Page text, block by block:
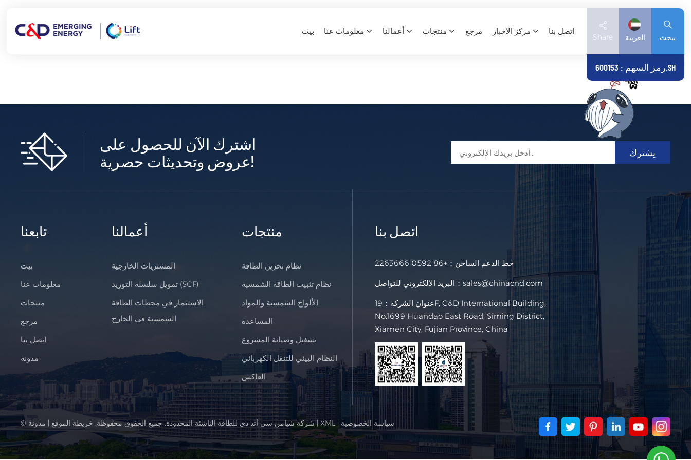
بيت معلومات عنا أعمالنا منتجات مرجع مركز الأخبار اتصل بنا
Share العربية
English
Deutsch
español
українська
يبحث
رمز السهم : 600153.SH
اشترك الآن للحصول على
عروض وتحديثات حصرية!
تابعنا
بيت
معلومات عنا
منتجات
مرجع
اتصل بنا
مدونة
أعمالنا
المشتريات الخارجية
تمويل سلسلة التوريد (SCF)
الاستثمار في محطات الطاقة
الشمسية في الخارج
منتجات
نظام تخزين الطاقة
نظام تثبيت الطاقة الشمسية
الألواح الشمسية والمواد
المساعدة
تشغيل وصيانة المشروع
النظام البيئي للتنقل الكهربائي
العاكس
اتصل بنا
خط الدعم الساخن： +86 0592 2263666
البريد الإلكتروني للتواصل：sales@chinacnd.com
عنوان الشركة：19F, C&D International Building,
No.1699 Huandao East Road, Siming District,
Xiamen City, Fujian Province, China
© شركة شيامن سي آند دي للطاقة الناشئة المحدودة. جميع الحقوق محفوظة. خريطة الموقع | مدونة |XML | سياسة الخصوصية